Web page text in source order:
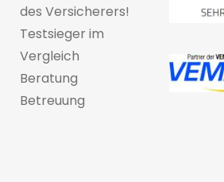
des Versicherers!
Testsieger im
Vergleich
Beratung
Betreuung